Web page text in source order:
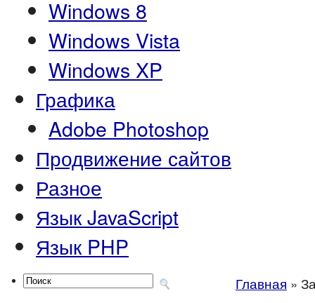
Windows 8
Windows Vista
Windows XP
Графика
Adobe Photoshop
Продвижение сайтов
Разное
Язык JavaScript
Язык PHP
Главная »